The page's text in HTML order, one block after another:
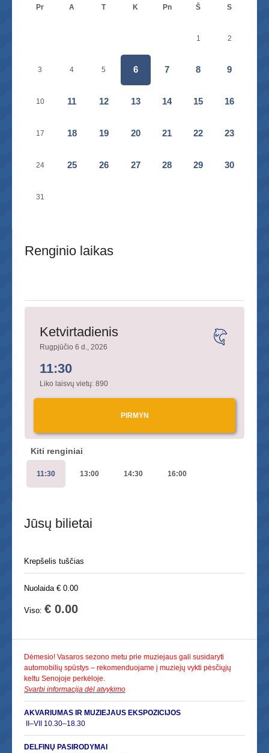
Pr A T K Pn Š S
1 2
3 4 5 6 7 8 9
10 11 12 13 14 15 16
17 18 19 20 21 22 23
24 25 26 27 28 29 30
31
Renginio laikas
Ketvirtadienis
Rugpjūčio 6 d., 2026
11:30
Liko laisvų vietų: 890
PIRMYN
Kiti renginiai
11:30 13:00 14:30 16:00
Jūsų bilietai
Krepšelis tuščias
Nuolaida € 0.00
Viso: € 0.00
Dėmesio! Vasaros sezono metu prie muziejaus gali susidaryti
automobilių spūstys – rekomenduojame į muziejų vykti pėsčiųjų
keltu Senojoje perkėloje.
Svarbi informacija dėl atvykimo
AKVARIUMAS IR MUZIEJAUS EKSPOZICIJOS
II–VII 10.30–18.30
DELFINŲ PASIRODYMAI